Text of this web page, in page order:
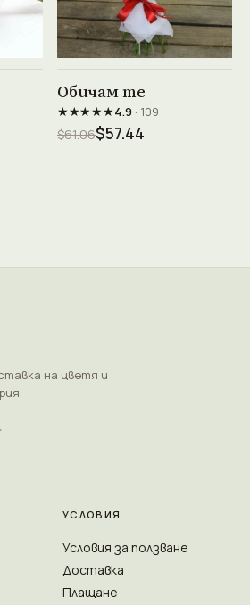
Обичам те
★★★★★4.9· 109
$61.06$57.44
на цветя и
УСЛОВИЯ
Условия за ползване
Доставка
Плащане